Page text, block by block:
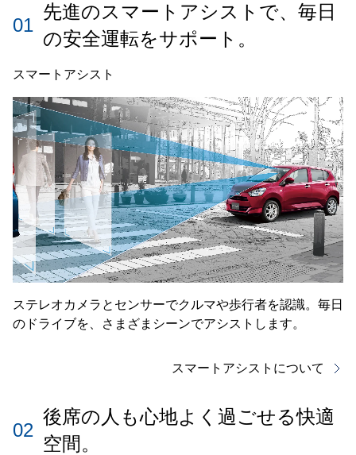
01
先進のスマートアシストで、毎日
の安全運転をサポート。
スマートアシスト
ステレオカメラとセンサーでクルマや歩行者を認識。毎日
のドライブを、さまざまシーンでアシストします。
スマートアシストについて
02
後席の人も心地よく過ごせる快適
空間。